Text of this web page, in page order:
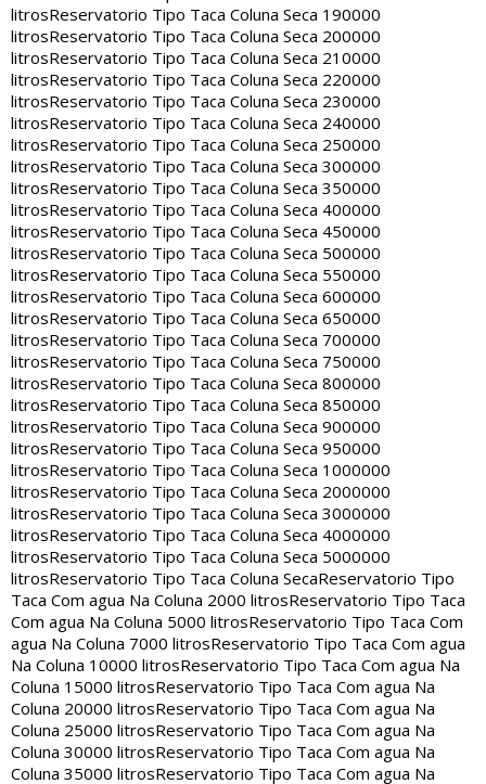
litrosReservatorio Tipo Taca Coluna Seca 190000
litrosReservatorio Tipo Taca Coluna Seca 200000
litrosReservatorio Tipo Taca Coluna Seca 210000
litrosReservatorio Tipo Taca Coluna Seca 220000
litrosReservatorio Tipo Taca Coluna Seca 230000
litrosReservatorio Tipo Taca Coluna Seca 240000
litrosReservatorio Tipo Taca Coluna Seca 250000
litrosReservatorio Tipo Taca Coluna Seca 300000
litrosReservatorio Tipo Taca Coluna Seca 350000
litrosReservatorio Tipo Taca Coluna Seca 400000
litrosReservatorio Tipo Taca Coluna Seca 450000
litrosReservatorio Tipo Taca Coluna Seca 500000
litrosReservatorio Tipo Taca Coluna Seca 550000
litrosReservatorio Tipo Taca Coluna Seca 600000
litrosReservatorio Tipo Taca Coluna Seca 650000
litrosReservatorio Tipo Taca Coluna Seca 700000
litrosReservatorio Tipo Taca Coluna Seca 750000
litrosReservatorio Tipo Taca Coluna Seca 800000
litrosReservatorio Tipo Taca Coluna Seca 850000
litrosReservatorio Tipo Taca Coluna Seca 900000
litrosReservatorio Tipo Taca Coluna Seca 950000
litrosReservatorio Tipo Taca Coluna Seca 1000000
litrosReservatorio Tipo Taca Coluna Seca 2000000
litrosReservatorio Tipo Taca Coluna Seca 3000000
litrosReservatorio Tipo Taca Coluna Seca 4000000
litrosReservatorio Tipo Taca Coluna Seca 5000000
litrosReservatorio Tipo Taca Coluna SecaReservatorio Tipo
Taca Com agua Na Coluna 2000 litrosReservatorio Tipo Taca
Com agua Na Coluna 5000 litrosReservatorio Tipo Taca Com
agua Na Coluna 7000 litrosReservatorio Tipo Taca Com agua
Na Coluna 10000 litrosReservatorio Tipo Taca Com agua Na
Coluna 15000 litrosReservatorio Tipo Taca Com agua Na
Coluna 20000 litrosReservatorio Tipo Taca Com agua Na
Coluna 25000 litrosReservatorio Tipo Taca Com agua Na
Coluna 30000 litrosReservatorio Tipo Taca Com agua Na
Coluna 35000 litrosReservatorio Tipo Taca Com agua Na